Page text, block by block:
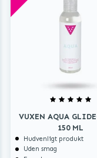
VUXEN AQUA
150 ML
Hudvenligt produkt
Uden smag